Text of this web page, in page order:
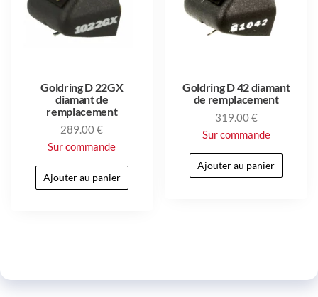
Goldring D 22GX
diamant de
remplacement
289.00€
Sur commande
Ajouter au panier
Goldring D 42 diamant
de remplacement
319.00€
Sur commande
Ajouter au panier